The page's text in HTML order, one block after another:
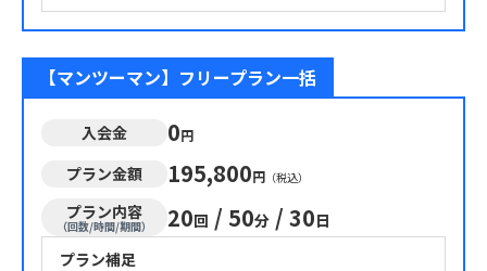
【マンツーマン】フリープラン一括
入会金 0円
プラン金額 195,800円 （税込）
プラン内容
（回数/時間/期間） 20回 / 50分 / 30日
プラン補足